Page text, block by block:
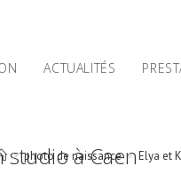
ACTUALITÉS
studio à Caen
> photo de naissance > Elya et